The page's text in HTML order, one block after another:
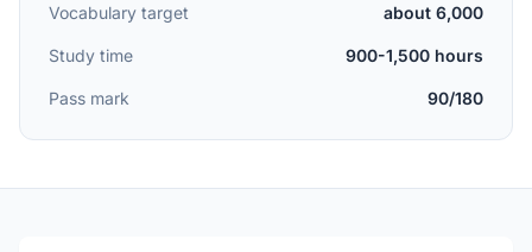
Vocabulary target about 6,000
Study time 900-1,500 hours
Pass mark 90/180